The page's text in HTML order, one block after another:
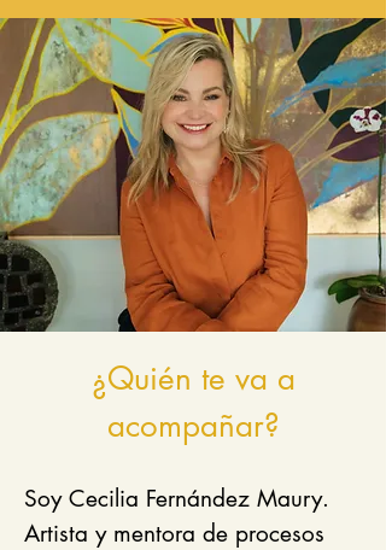
¿Quién te va a
acompañar?
Soy Cecilia Fernández Maury.
Artista y mentora de procesos